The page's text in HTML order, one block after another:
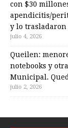
con $30
apendicitis/
y lo trasladaron
julio 4, 2026
Queilen:
notebooks y
Municipal.
julio 2, 2026